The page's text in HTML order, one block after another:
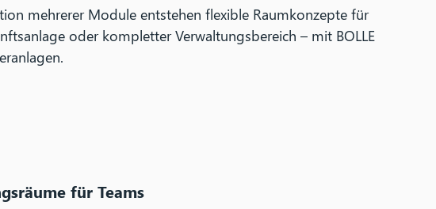
mehrerer Module entstehen flexible Raumkonzepte für
oder kompletter Verwaltungsbereich – mit BOLLE
für Teams